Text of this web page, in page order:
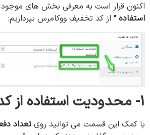
اکنون قرار است به معرفی بخش های
استفاده “ از کد تخفیف ووکامرس بپردازیم:
1- محدودیت استفاده از
با کمک این قسمت می توانيد رویتعداد